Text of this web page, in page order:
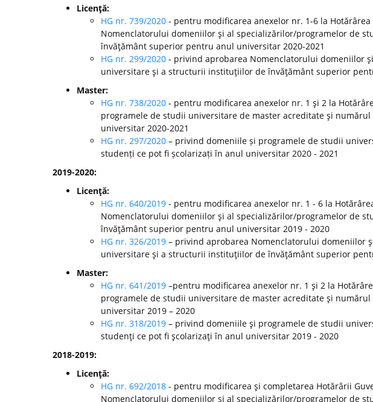
Licenţă:
HG nr. 739/2020 - pentru modificarea anexelor nr. 1-6 la
Nomenclatorului domeniilor şi al specializărilor/programelor de
învăţământ superior pentru anul universitar 2020-2021
HG nr. 299/2020 - privind aprobarea Nomenclatorului domeniilor
universitare şi a structurii instituţiilor de învăţământ superior
Master:
HG nr. 738/2020 - pentru modificarea anexelor nr. 1 şi 2 la
programele de studii universitare de master acreditate şi
universitar 2020-2021
HG nr. 297/2020 – privind domeniile și programele de studii
studenți ce pot fi școlarizați în anul universitar 2020 - 2021
2019-2020:
Licenţă:
HG nr. 640/2019 - pentru modificarea anexelor nr. 1 - 6 la
Nomenclatorului domeniilor şi al specializărilor/programelor de
învăţământ superior pentru anul universitar 2019 - 2020
HG nr. 326/2019 – privind aprobarea Nomenclatorului domeniilor
universitare şi a structurii instituţiilor de învăţământ superior
Master:
HG nr. 641/2019 –pentru modificarea anexelor nr. 1 şi 2 la
programele de studii universitare de master acreditate şi
universitar 2019 – 2020
HG nr. 318/2019 – privind domeniile şi programele de studii
studenţi ce pot fi şcolarizaţi în anul universitar 2019 - 2020
2018-2019:
Licenţă:
HG nr. 692/2018 - pentru modificarea şi completarea Hotărârii
Nomenclatorului domeniilor şi al specializărilor/programelor de